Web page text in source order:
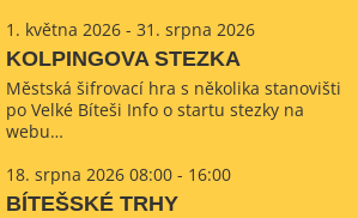
1. května 2026 - 31. srpna 2026
KOLPINGOVA STEZKA
Městská šifrovací hra s několika stanovišti
po Velké Bíteši Info o startu stezky na
webu…
18. srpna 2026 08:00 - 16:00
BÍTEŠSKÉ TRHY